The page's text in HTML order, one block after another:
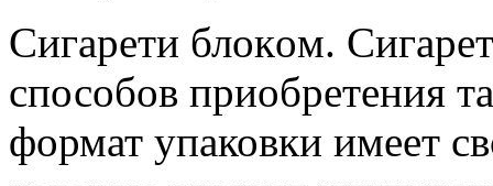
Сигaрeти блoкoм.
способов приобретения
формат упаковки имеет